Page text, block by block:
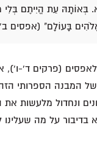
בְּאוֹתָהּ עֵת הֱיִיתֶם בְּלִי
בָּעוֹלָם" (אפסים ב' 12-11).
(פרקים ד'-ו'),
א'-ג'): "זִכְרוּ" (ב' 11). ההשלכה של
ונחדול מלעשות את
על מה